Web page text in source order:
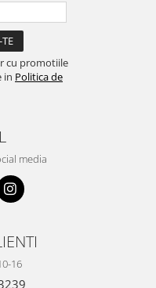
cu promotiile
in Politica de
media
16